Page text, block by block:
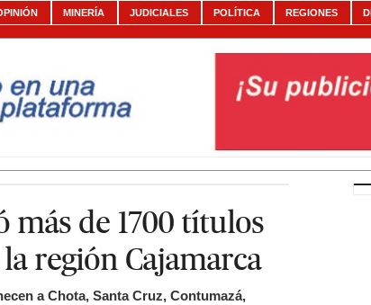
MINERÍA JUDICIALES POLÍTICA REGIONES
más de 1700 títulos
región Cajamarca
a Chota, Santa Cruz, Contumazá,